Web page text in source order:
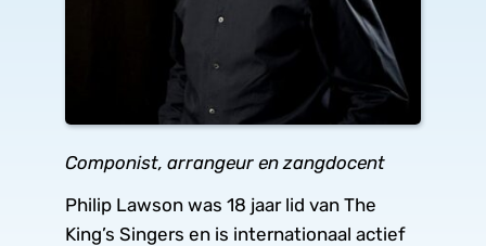
Componist, arrangeur en zangdocent
Philip Lawson was 18 jaar lid van The
King’s Singers en is internationaal actief